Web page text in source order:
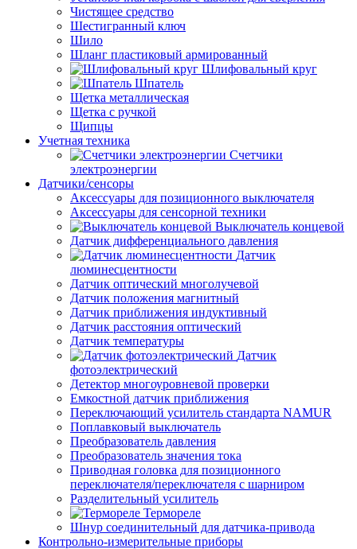
Чистящее средство
Шестигранный ключ
Шило
Шланг пластиковый армированный
Шлифовальный круг
Шпатель
Щетка металлическая
Щетка с ручкой
Щипцы
Учетная техника
Счетчики
электроэнергии
Датчики/сенсоры
Аксессуары для позиционного выключателя
Аксессуары для сенсорной техники
Выключатель концевой
Датчик дифференциального давления
Датчик
люминесцентности
Датчик оптический многолучевой
Датчик положения магнитный
Датчик приближения индуктивный
Датчик расстояния оптический
Датчик температуры
Датчик
фотоэлектрический
Детектор многоуровневой проверки
Емкостной датчик приближения
Переключающий усилитель стандарта NAMUR
Поплавковый выключатель
Преобразователь давления
Преобразователь значения тока
Приводная головка для позиционного
переключателя/переключателя с шарниром
Разделительный усилитель
Термореле
Шнур соединительный для датчика-привода
Контрольно-измерительные приборы